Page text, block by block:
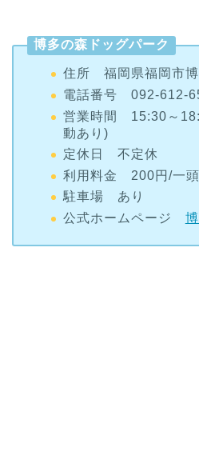
博多の森ドッグパーク
住所 福岡県福岡市博
電話番号 092-612-
営業時間 15:30～
動あり)
定休日 不定休
利用料金 200円/一頭
駐車場 あり
公式ホームページ